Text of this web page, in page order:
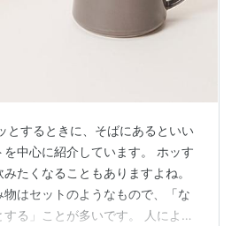
とするときに、そばにあるといい
中心に紹介しています。 ホッす
たくなることもありますよね。
はセットのようなもので、「な
る」ことが多いです。 人によっ